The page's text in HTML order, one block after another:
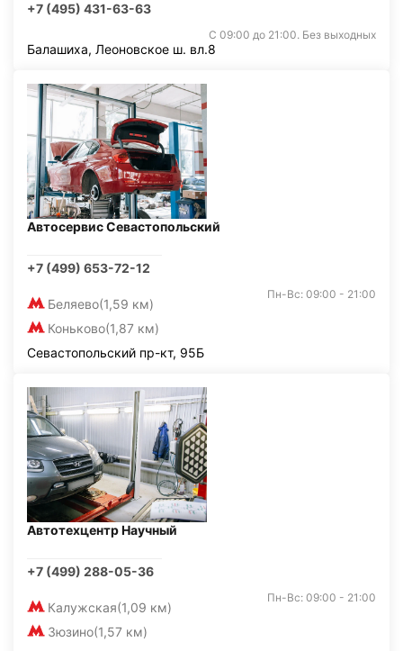
+7 (495) 431-63-63
С 09:00 до 21:00. Без выходных
Балашиха, Леоновское ш. вл.8
Автосервис Севастопольский
+7 (499) 653-72-12
Беляево(1,59 км)
Коньково(1,87 км)
Пн-Вс: 09:00 - 21:00
Севастопольский пр-кт, 95Б
Автотехцентр Научный
+7 (499) 288-05-36
Калужская(1,09 км)
Зюзино(1,57 км)
Пн-Вс: 09:00 - 21:00